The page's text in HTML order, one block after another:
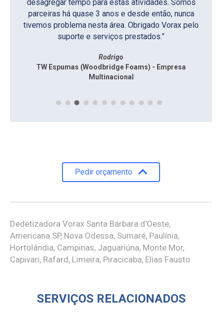
desagregar tempo para estas atividades. Somos
parceiras há quase 3 anos e desde então, nunca
tivemos problema nesta área. Obrigado Vorax pelo
suporte e serviços prestados.”
Rodrigo
TW Espumas (Woodbridge Foams) - Empresa
Multinacional
Manoel
Santa Casa de Santa Bárbara d’Oeste
Kapiton Confecções / Vironda Confecções
Eliane
Indústria Mecânica São Carlos
Pedir orçamento
Dedetizadora Vorax Santa Bárbara d'Oeste,
Americana SP, Nova Odessa, Sumaré, Paulínia,
Hortolândia, Campinas, Jaguariúna, Monte Mor,
Capivari, Rafard, Limeira, Piracicaba, Elias Fausto.
SERVIÇOS RELACIONADOS